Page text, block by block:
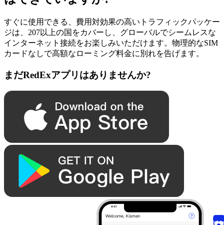
すぐに使用できる、費用対効果の高いトラフィックパッケー
ジは、207以上の国をカバーし、グローバルでシームレスな
インターネット接続をお楽しみいただけます。物理的なSIM
カードなしで高額なローミング料金に別れを告げます。
まだRedExアプリはありませんか?